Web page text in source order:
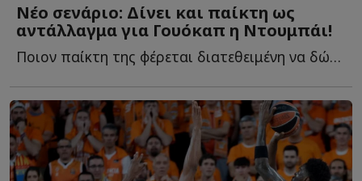
Νέο σενάριο: Δίνει και παίκτη ως
αντάλλαγμα για Γουόκαπ η Ντουμπάι!
Ποιον παίκτη της φέρεται διατεθειμένη να δώσει στον Ο...